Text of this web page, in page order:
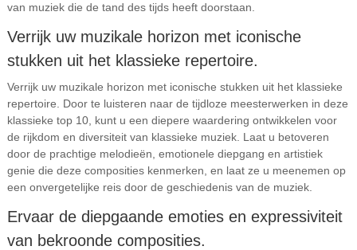
van muziek die de tand des tijds heeft doorstaan.
Verrijk uw muzikale horizon met iconische
stukken uit het klassieke repertoire.
Verrijk uw muzikale horizon met iconische stukken uit het klassieke
repertoire. Door te luisteren naar de tijdloze meesterwerken in deze
klassieke top 10, kunt u een diepere waardering ontwikkelen voor
de rijkdom en diversiteit van klassieke muziek. Laat u betoveren
door de prachtige melodieën, emotionele diepgang en artistiek
genie die deze composities kenmerken, en laat ze u meenemen op
een onvergetelijke reis door de geschiedenis van de muziek.
Ervaar de diepgaande emoties en expressiviteit
van bekroonde composities.